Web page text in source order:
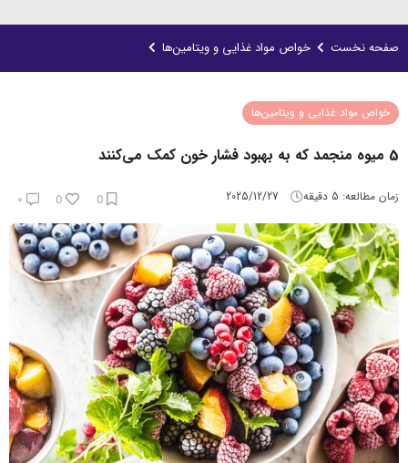
صفحه نخست خواص مواد غذایی و ویتامین‌ها
خواص مواد غذایی و ویتامین‌ها
5 میوه منجمد که به بهبود فشار خون کمک می‌کنند
زمان مطالعه: 5 دقیقه 2025/12/27
0
0 ۰